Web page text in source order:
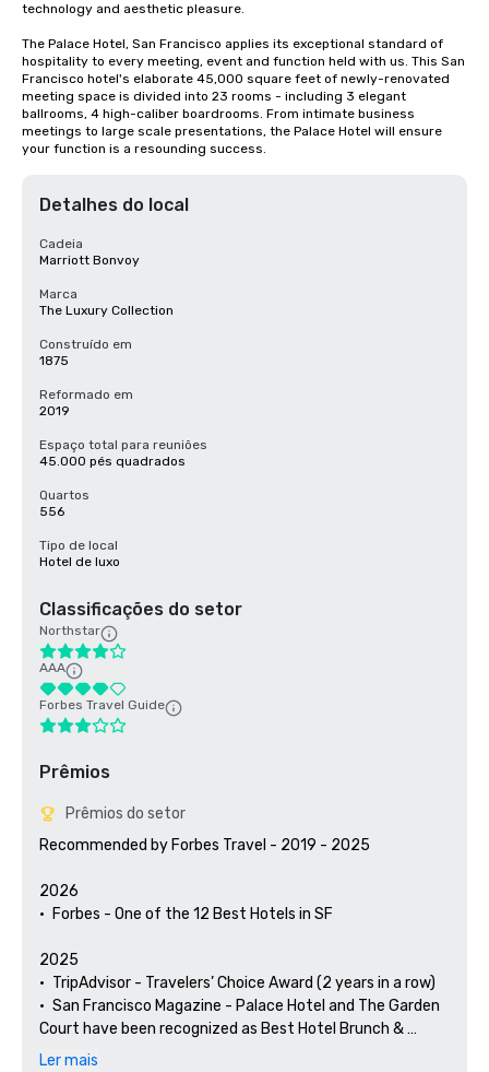
technology and aesthetic pleasure.
The Palace Hotel, San Francisco applies its exceptional standard of
hospitality to every meeting, event and function held with us. This San
Francisco hotel's elaborate 45,000 square feet of newly-renovated
meeting space is divided into 23 rooms - including 3 elegant
ballrooms, 4 high-caliber boardrooms. From intimate business
meetings to large scale presentations, the Palace Hotel will ensure
your function is a resounding success.
Detalhes do local
Cadeia
Marriott Bonvoy
Marca
The Luxury Collection
Construído em
1875
Reformado em
2019
Espaço total para reuniões
45.000 pés quadrados
Quartos
556
Tipo de local
Hotel de luxo
Classificações do setor
Northstar
AAA
Forbes Travel Guide
Prêmios
Prêmios do setor
Recommended by Forbes Travel - 2019 - 2025
2026
•	Forbes - One of the 12 Best Hotels in SF
2025
•	TripAdvisor - Travelers’ Choice Award (2 years in a row)
•	San Francisco Magazine - Palace Hotel and The Garden
Court have been recognized as Best Hotel Brunch &
Setting
Ler mais